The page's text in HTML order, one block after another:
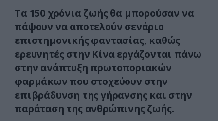
Τα 150 χρόνια ζωής θα μπορούσαν να
πάψουν να αποτελούν σενάριο
επιστημονικής φαντασίας, καθώς
ερευνητές στην Κίνα εργάζονται πάνω
στην ανάπτυξη πρωτοποριακών
φαρμάκων που στοχεύουν στην
επιβράδυνση της γήρανσης και στην
παράταση της ανθρώπινης ζωής.